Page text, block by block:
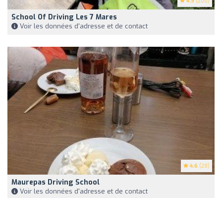
School Of Driving Les 7 Mares
Voir les données d'adresse et de contact
4.6 (28)
Maurepas Driving School
Voir les données d'adresse et de contact